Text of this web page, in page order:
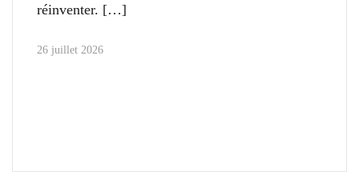
réinventer.
26 juillet 2026